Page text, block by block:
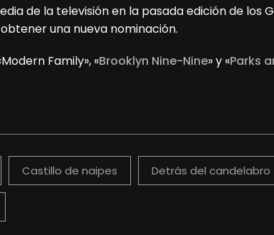
de la televisión en la pasada edición de los
una nueva nominación.
Family», «Brooklyn Nine-Nine» y «Parks
Castillo de naipes Detrás del candelabro